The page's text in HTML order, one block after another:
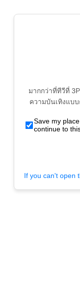
มากกว่าที่ทีวีที่
ความบันเทิงแบ
Save my
continue to
If you can't open